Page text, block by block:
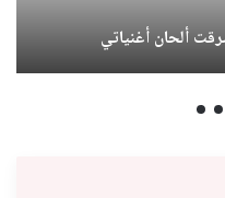
ألحان أغنياتي